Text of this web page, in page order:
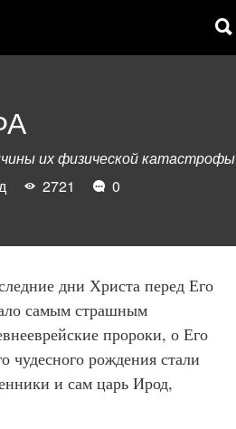
их физической катастрофы
2721 0
дни Христа перед Его
самым страшным
пророки, о Его
чудесного рождения стали
и сам царь Ирод,